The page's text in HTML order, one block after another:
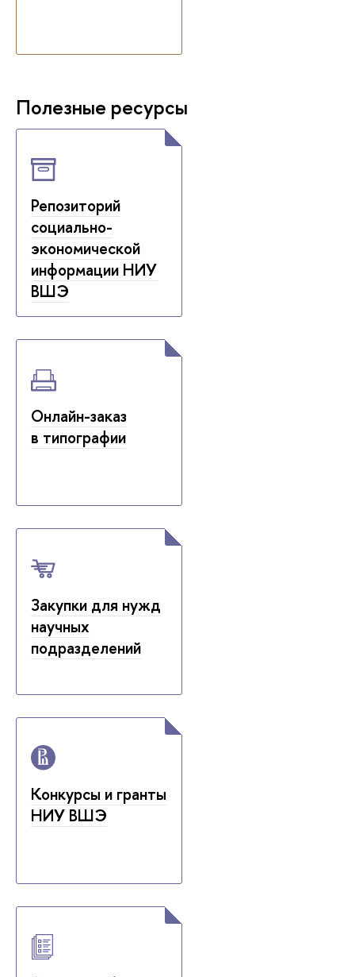
Полезные ресурсы
Репозиторий
социально-
экономической
информации НИУ
ВШЭ
Онлайн-заказ
в типографии
Закупки для нужд
научных
подразделений
Конкурсы и гранты
НИУ ВШЭ